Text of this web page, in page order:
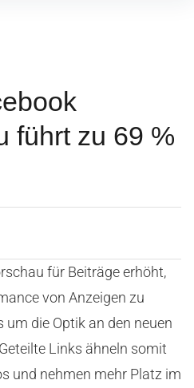
führt zu 69 %
für Beiträge erhöht,
von Anzeigen zu
die Optik an den neuen
Links ähneln somit
und nehmen mehr Platz im